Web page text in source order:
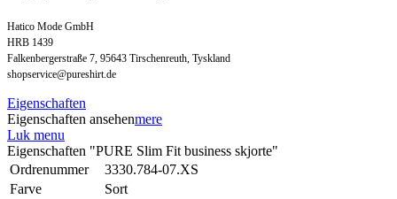
Hatico Mode GmbH
HRB 1439
Falkenbergerstraße 7, 95643 Tirschenreuth, Tyskland
shopservice@pureshirt.de
Eigenschaften
Eigenschaften ansehenmere
Luk menu
Eigenschaften "PURE Slim Fit business skjorte"
Ordrenummer
3330.784-07.XS
Farve
Sort